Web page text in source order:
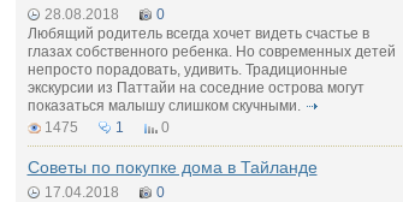
28.08.2018
0
Любящий родитель всегда хочет видеть счастье в
глазах собственного ребенка. Но современных детей
непросто порадовать, удивить. Традиционные
экскурсии из Паттайи на соседние острова могут
показаться малышу слишком скучными.
1475
1 0
Советы по покупке дома в Тайланде
17.04.2018
0